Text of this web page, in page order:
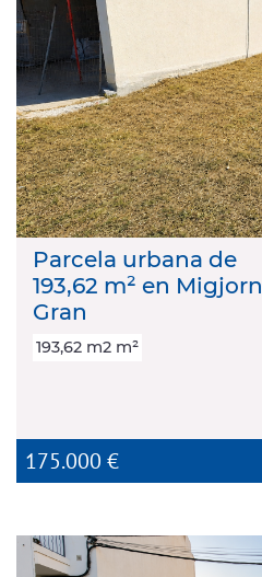
Parcela urbana de
193,62 m² en Migjorn
Gran
193,62 m2 m²
175.000 €